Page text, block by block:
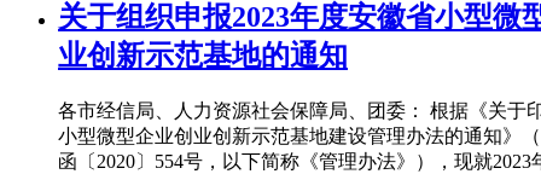
关于组织申报2023年度安徽省小型微
业创新示范基地的通知
各市经信局、人力资源社会保障局、团委： 根据《关于
小型微型企业创业创新示范基地建设管理办法的通知》
函〔2020〕554号，以下简称《管理办法》），现就2023